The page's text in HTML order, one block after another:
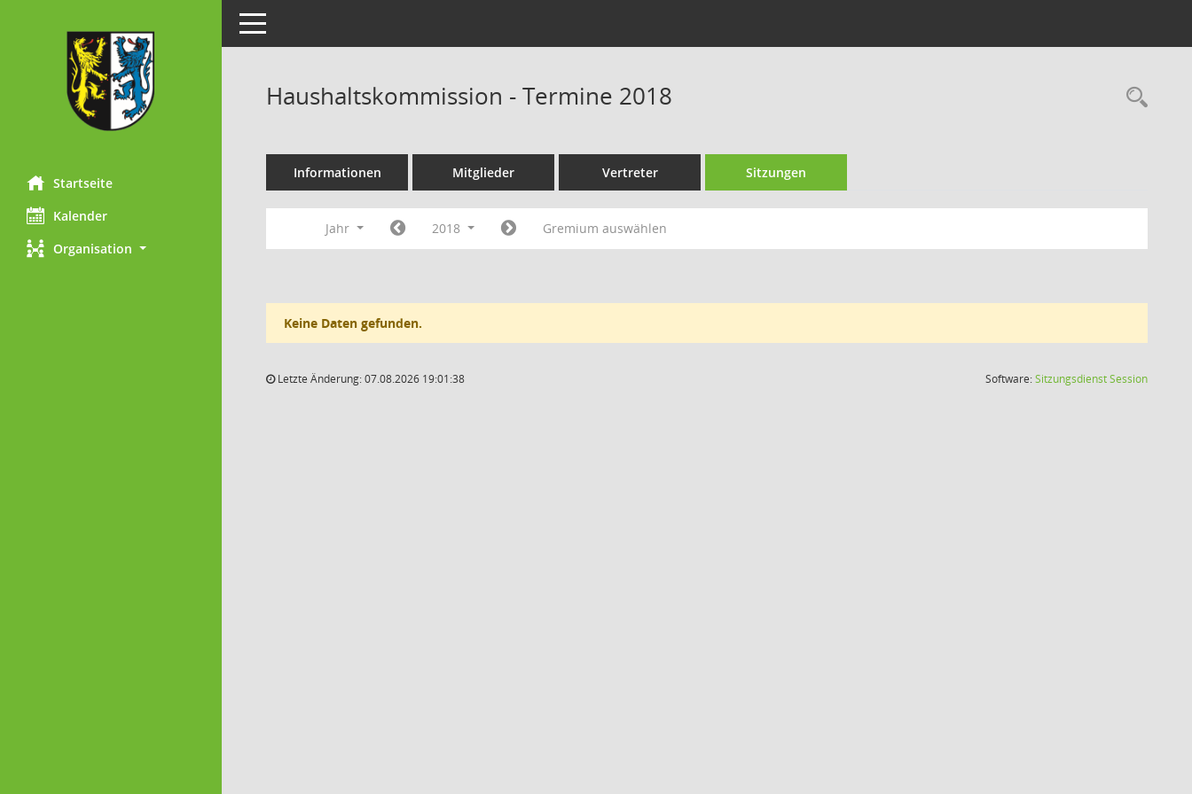
Startseite
Kalender
Organisation
Toggle navigation
Haushaltskommission - Termine 2018
Informationen Mitglieder Vertreter Sitzungen
Jahr 2018 Gremium auswählen
Keine Daten gefunden.
Letzte Änderung: 07.08.2026 19:01:38 Software:SitzungsdienstSession(Wird in